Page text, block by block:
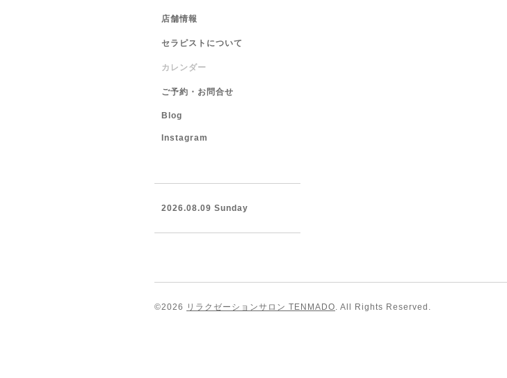
店舗情報
セラピストについて
カレンダー
ご予約・お問合せ
Blog
Instagram
2026.08.09 Sunday
©2026 リラクゼーションサロン TENMADO. All Rights Reserved.